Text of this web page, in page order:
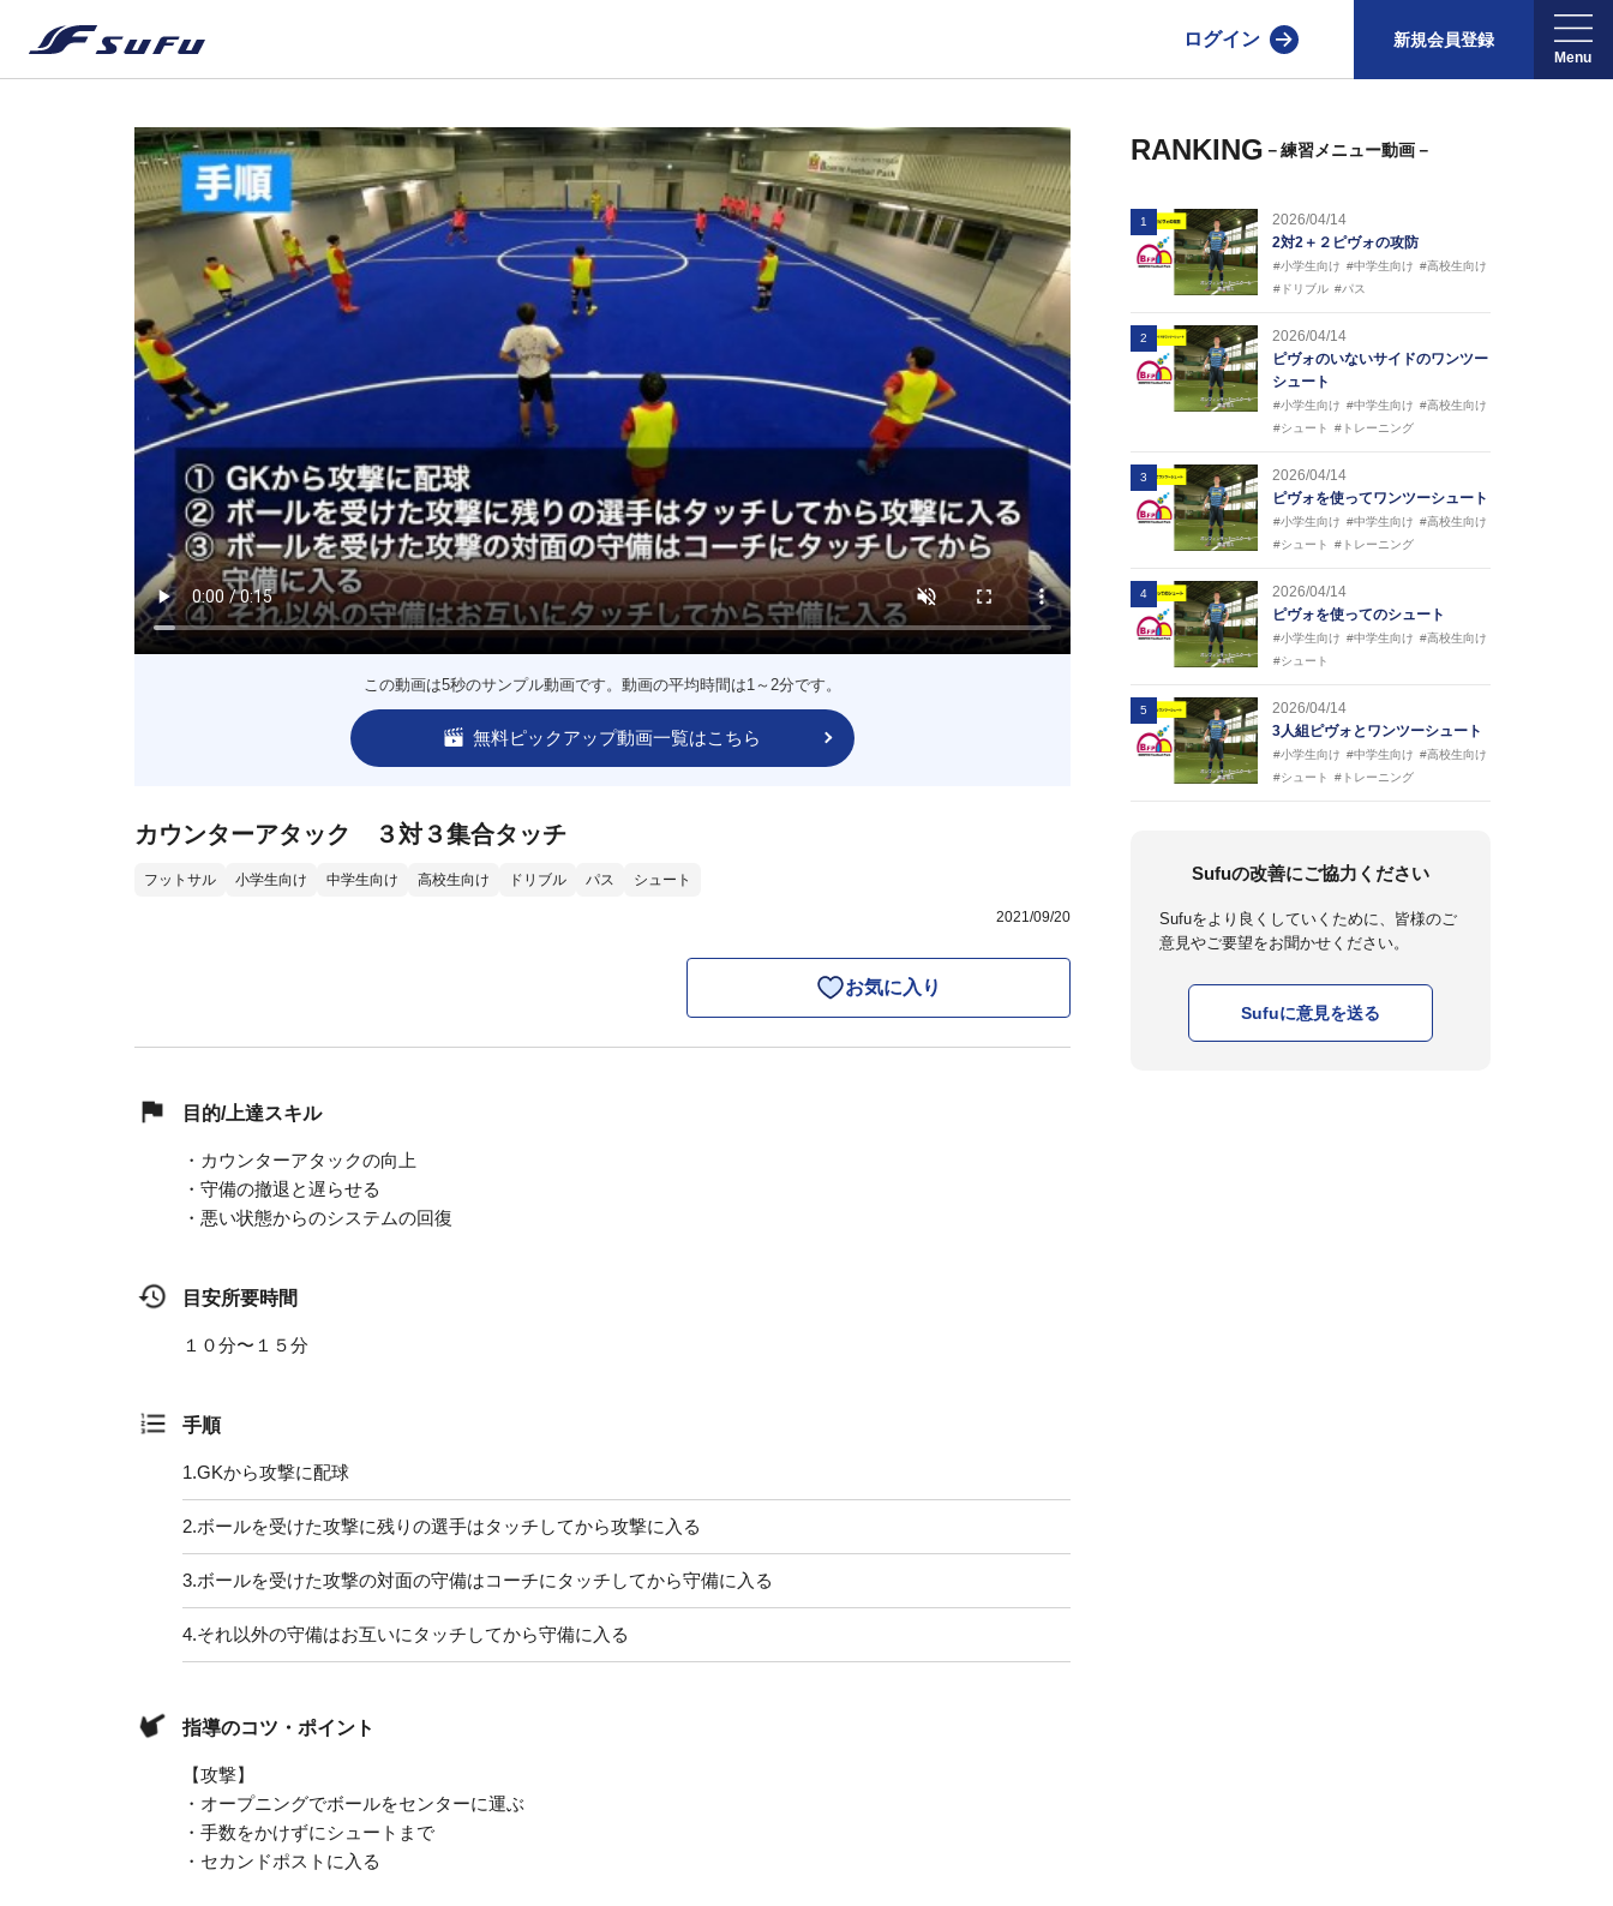
ログイン 新規会員登録
この動画は5秒のサンプル動画です。動画の平均時間は1～2分です。
無料ピックアップ動画一覧はこちら
カウンターアタック ３対３集合タッチ
フットサル 小学生向け 中学生向け 高校生向け ドリブル パス シュート
2021/09/20
お気に入り
目的/上達スキル
・カウンターアタックの向上
・守備の撤退と遅らせる
・悪い状態からのシステムの回復
目安所要時間
１０分〜１５分
手順
1.GKから攻撃に配球
2.ボールを受けた攻撃に残りの選手はタッチしてから攻撃に入る
3.ボールを受けた攻撃の対面の守備はコーチにタッチしてから守備に入る
4.それ以外の守備はお互いにタッチしてから守備に入る
指導のコツ・ポイント
【攻撃】
・オープニングでボールをセンターに運ぶ
・手数をかけずにシュートまで
・セカンドポストに入る
RANKING －練習メニュー動画－
1
2026/04/14
2対2＋２ピヴォの攻防
#小学生向け #中学生向け #高校生向け
#ドリブル #パス
2
2026/04/14
ピヴォのいないサイドのワンツー
シュート
#小学生向け #中学生向け #高校生向け
#シュート
#トレーニング
3
2026/04/14
ピヴォを使ってワンツーシュート
#小学生向け #中学生向け #高校生向け
#シュート
#トレーニング
4
2026/04/14
ピヴォを使ってのシュート
#小学生向け #中学生向け #高校生向け
#シュート
5
2026/04/14
3人組ピヴォとワンツーシュート
#小学生向け #中学生向け #高校生向け
#シュート
#トレーニング
Sufuの改善にご協力ください
Sufuをより良くしていくために、皆様のご
意見やご要望をお聞かせください。
Sufuに意見を送る